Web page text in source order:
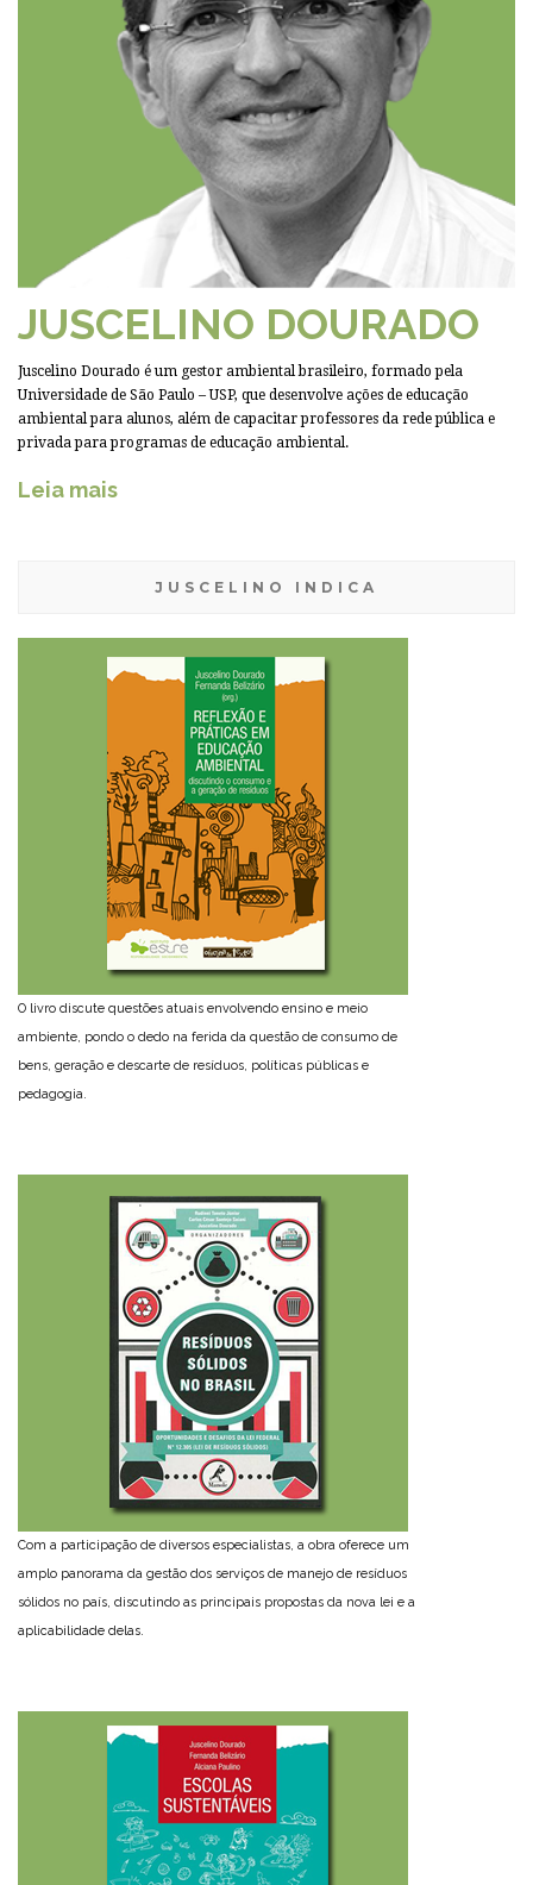
JUSCELINO DOURADO
Juscelino Dourado é um gestor ambiental brasileiro, formado pela
Universidade de São Paulo – USP, que desenvolve ações de educação
ambiental para alunos, além de capacitar professores da rede pública e
privada para programas de educação ambiental.
Leia mais
JUSCELINO INDICA
O livro discute questões atuais envolvendo ensino e meio
ambiente, pondo o dedo na ferida da questão de consumo de
bens, geração e descarte de resíduos, políticas públicas e
pedagogia.
Com a participação de diversos especialistas, a obra oferece um
amplo panorama da gestão dos serviços de manejo de resíduos
sólidos no país, discutindo as principais propostas da nova lei e a
aplicabilidade delas.